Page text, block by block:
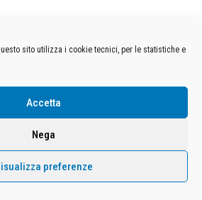
sito utilizza i cookie tecnici, per le statistiche e
Accetta
Nega
preferenze